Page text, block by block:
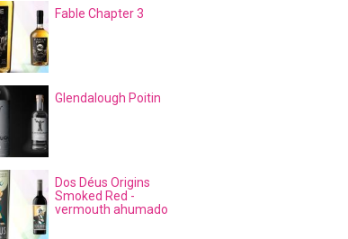
Fable Chapter 3
Glendalough Poitin
Dos Déus Origins
Smoked Red -
vermouth ahumado